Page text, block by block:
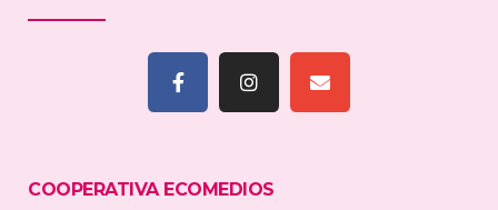
COOPERATIVA ECOMEDIOS